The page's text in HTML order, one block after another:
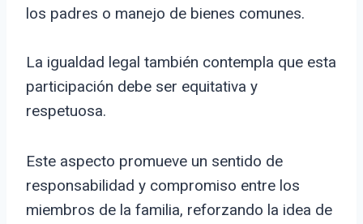
los padres o manejo de bienes comunes.
La igualdad legal también contempla que esta
participación debe ser equitativa y
respetuosa.
Este aspecto promueve un sentido de
responsabilidad y compromiso entre los
miembros de la familia, reforzando la idea de